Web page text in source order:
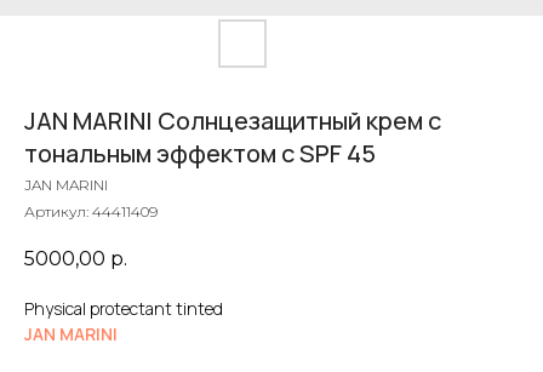
JAN MARINI Солнцезащитный крем с
тональным эффектом с SPF 45
JAN MARINI
Артикул: 44411409
5000,00 р.
Physical protectant tinted
JAN MARINI